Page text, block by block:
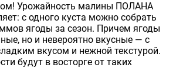
Урожайность малины ПОЛАНА
с одного куста можно собрать
ягоды за сезон. Причем ягоды
но и невероятно вкусные — с
вкусом и нежной текстурой.
будут в восторге от таких